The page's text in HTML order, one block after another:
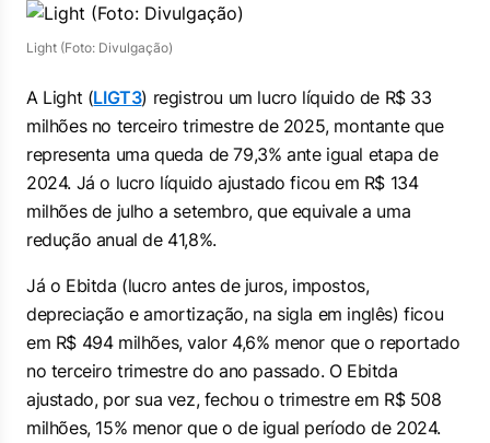
Light (Foto: Divulgação)
A Light (LIGT3) registrou um lucro líquido de R$ 33
milhões no terceiro trimestre de 2025, montante que
representa uma queda de 79,3% ante igual etapa de
2024. Já o lucro líquido ajustado ficou em R$ 134
milhões de julho a setembro, que equivale a uma
redução anual de 41,8%.
Já o Ebitda (lucro antes de juros, impostos,
depreciação e amortização, na sigla em inglês) ficou
em R$ 494 milhões, valor 4,6% menor que o reportado
no terceiro trimestre do ano passado. O Ebitda
ajustado, por sua vez, fechou o trimestre em R$ 508
milhões, 15% menor que o de igual período de 2024.